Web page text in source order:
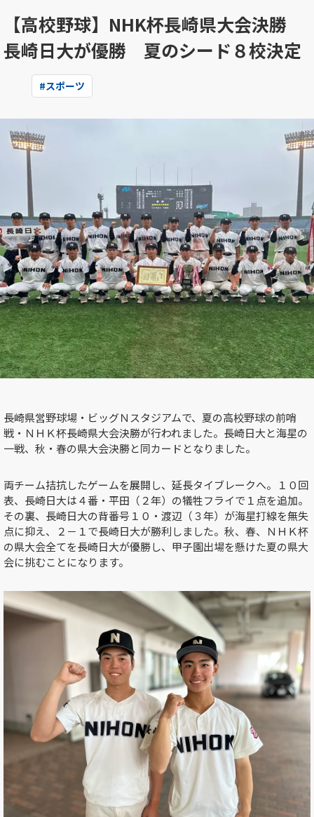
【高校野球】NHK杯長崎県大会決勝
長崎日大が優勝 夏のシード８校決定
#スポーツ
長崎県営野球場・ビッグＮスタジアムで、夏の高校野球の前哨
戦・ＮＨＫ杯長崎県大会決勝が行われました。長崎日大と海星の
一戦、秋・春の県大会決勝と同カードとなりました。
両チーム拮抗したゲームを展開し、延長タイブレークへ。１０回
表、長崎日大は４番・平田（２年）の犠牲フライで１点を追加。
その裏、長崎日大の背番号１０・渡辺（３年）が海星打線を無失
点に抑え、２－１で長崎日大が勝利しました。秋、春、ＮＨＫ杯
の県大会全てを長崎日大が優勝し、甲子園出場を懸けた夏の県大
会に挑むことになります。